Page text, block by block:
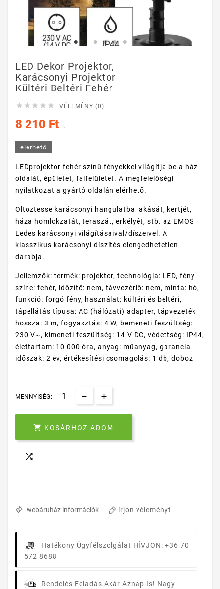
LED Dekor Projektor,
Karácsonyi Projektor
Kültéri Beltéri Fehér
     VÉLEMÉNY (0)
8 210 Ft .
elérhető
LEDprojektor fehér színű fényekkel világítja be a ház
oldalát, épületet, falfelületet. A megfelelőségi
nyilatkozat a gyártó oldalán elérhető.
Öltöztesse karácsonyi hangulatba lakását, kertjét,
háza homlokzatát, teraszát, erkélyét, stb. az EMOS
Ledes karácsonyi világításaival/díszeivel. A
klasszikus karácsonyi díszítés elengedhetetlen
darabja.
Jellemzők: termék: projektor, technológia: LED, fény
színe: fehér, időzítő: nem, távvezérlő: nem, minta: hó,
funkció: forgó fény, használat: kültéri és beltéri,
tápellátás típusa: AC (hálózati) adapter, tápvezeték
hossza: 3 m, fogyasztás: 4 W, bemeneti feszültség:
230 V~, kimeneti feszültség: 14 V DC, védettség: IP44,
élettartam: 10 000 óra, anyag: műanyag, garancia-
időszak: 2 év, értékesítési csomagolás: 1 db, doboz
MENNYISÉG:
 KOSÁRHOZ ADOM

webáruház információk írjon véleményt
Hatékony Ügyfélszolgálat HÍVJON: +36 70
572 8688
Rendelés Feladás Akár Aznap Is! Nagy